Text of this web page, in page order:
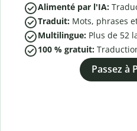
Alimenté par l'IA:
Traduit: Mots, phrases
Multilingue: Plus de 52
100 % gratuit:
Passez à